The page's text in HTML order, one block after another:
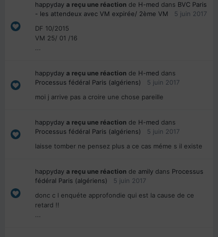
happyday a reçu une réaction de H-med dans BVC Paris
- les attendeux avec VM expirée/ 2ème VM
5 juin 2017
DF 10/2015
VM 25/ 01 /16
...
happyday a reçu une réaction de H-med dans
Processus fédéral Paris (algériens)
5 juin 2017
moi j arrive pas a croire une chose pareille
happyday a reçu une réaction de H-med dans
Processus fédéral Paris (algériens)
5 juin 2017
laisse tomber ne pensez plus a ce cas méme s il existe
happyday a reçu une réaction de amily dans Processus
fédéral Paris (algériens)
5 juin 2017
donc c l enquéte approfondie qui est la cause de ce
retard !!
...